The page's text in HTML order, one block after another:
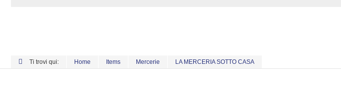
Ti trovi qui: Home Items Mercerie LA MERCERIA SOTTO CASA